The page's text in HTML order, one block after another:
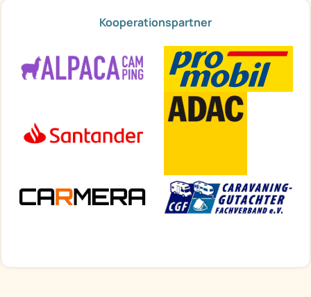
Kooperationspartner